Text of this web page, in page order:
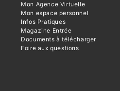
Mon Agence Virtuelle
Mon espace personnel
Infos Pratiques
Magazine Entrée
Documents à télécharger
Foire aux questions